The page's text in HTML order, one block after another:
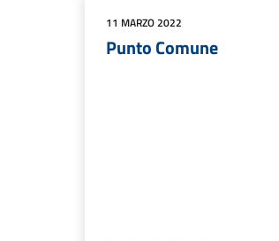
11 MARZO 2022
Punto Comune